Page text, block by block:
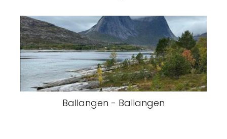
Ballangen - Ballangen